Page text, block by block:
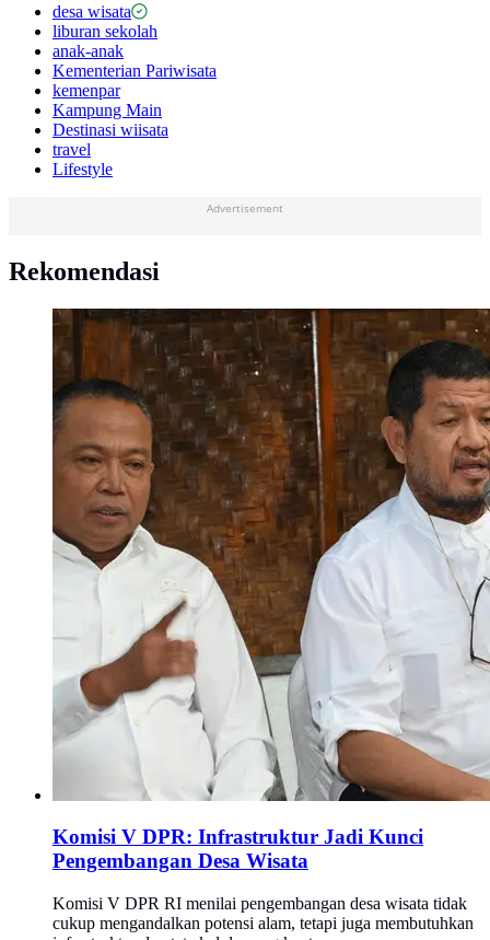
desa wisata
liburan sekolah
anak-anak
Kementerian Pariwisata
kemenpar
Kampung Main
Destinasi wiisata
travel
Lifestyle
Advertisement
Rekomendasi
Komisi V DPR: Infrastruktur Jadi Kunci
Pengembangan Desa Wisata
Komisi V DPR RI menilai pengembangan desa wisata tidak
cukup mengandalkan potensi alam, tetapi juga membutuhkan